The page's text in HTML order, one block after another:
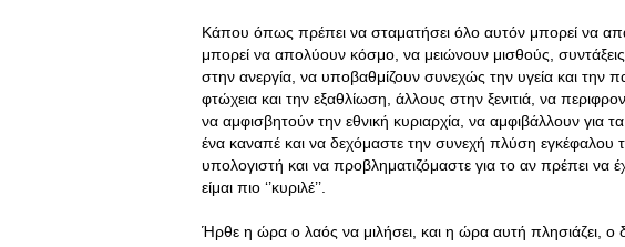
Κάπου όπως πρέπει να σταματήσει όλο αυτόν μπορεί να
μπορεί να απολύουν κόσμο, να μειώνουν μισθούς,
στην ανεργία, να υποβαθμίζουν συνεχώς την υγεία και την
φτώχεια και την εξαθλίωση, άλλους στην ξενιτιά, να
να αμφισβητούν την εθνική κυριαρχία, να αμφιβάλλουν για
ένα καναπέ και να δεχόμαστε την συνεχή πλύση
υπολογιστή και να προβληματιζόμαστε για το αν πρέπει
είμαι πιο ‘’κυριλέ’’.
Ήρθε η ώρα ο λαός να μιλήσει, και η ώρα αυτή πλησιάζει, ο